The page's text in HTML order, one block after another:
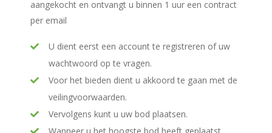
aangekocht en ontvangt u binnen 1 uur een contract
per email
U dient eerst een account te registreren of uw
wachtwoord op te vragen.
Voor het bieden dient u akkoord te gaan met de
veilingvoorwaarden.
Vervolgens kunt u uw bod plaatsen.